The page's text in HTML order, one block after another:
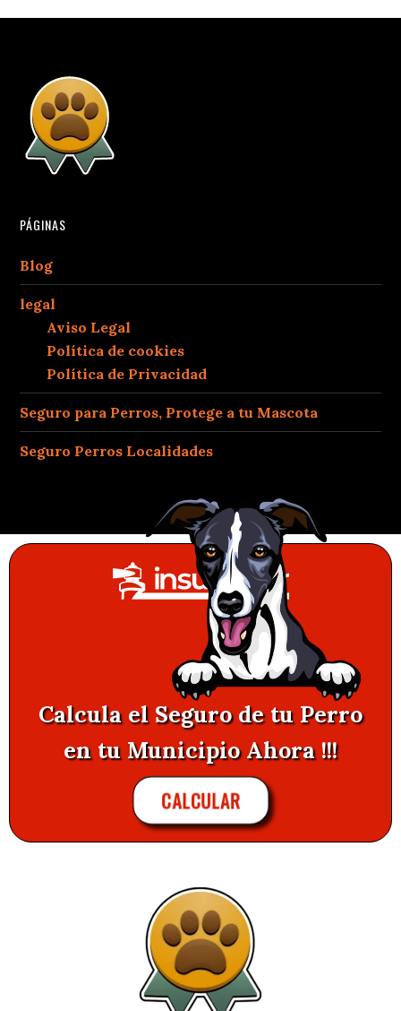
PÁGINAS
Blog
legal
Aviso Legal
Política de cookies
Política de Privacidad
Seguro para Perros, Protege a tu Mascota
Seguro Perros Localidades
Calcula el Seguro de tu Perro
en tu Municipio Ahora !!!
CALCULAR